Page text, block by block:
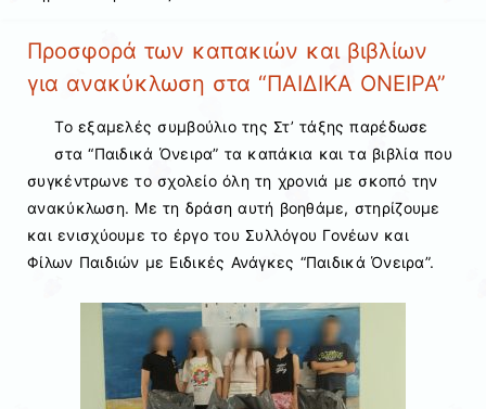
Προσφορά των καπακιών και βιβλίων
για ανακύκλωση στα “ΠΑΙΔΙΚΑ ΟΝΕΙΡΑ”
Το εξαμελές συμβούλιο της Στ’ τάξης παρέδωσε
στα “Παιδικά Όνειρα” τα καπάκια και τα βιβλία που
συγκέντρωνε το σχολείο όλη τη χρονιά με σκοπό την
ανακύκλωση. Με τη δράση αυτή βοηθάμε, στηρίζουμε
και ενισχύουμε το έργο του Συλλόγου Γονέων και
Φίλων Παιδιών με Ειδικές Ανάγκες “Παιδικά Όνειρα”.